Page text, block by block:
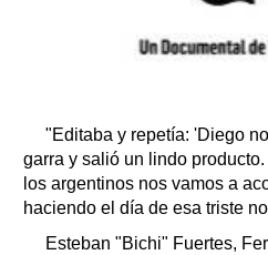
"Editaba y repetía: 'Diego
garra y salió un lindo
los argentinos nos vamos a
haciendo el día de esa triste
Esteban "Bichi" Fuertes,